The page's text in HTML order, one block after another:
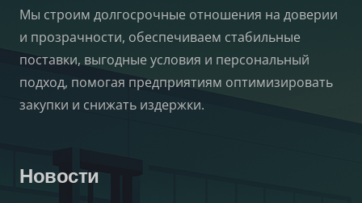
Мы строим долгосрочные отношения на доверии
и прозрачности, обеспечиваем стабильные
поставки, выгодные условия и персональный
подход, помогая предприятиям оптимизировать
закупки и снижать издержки.
Новости